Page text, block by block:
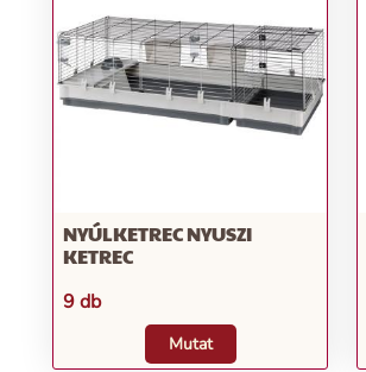
NYÚLKETREC NYUSZI
KETREC
9 db
Mutat